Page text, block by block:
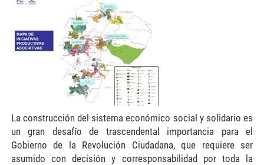
ecuador1.jpg
La construcción del sistema económico social y solidario es
un gran desafío de trascendental importancia para el
Gobierno de la Revolución Ciudadana, que requiere ser
asumido con decisión y corresponsabilidad por toda la